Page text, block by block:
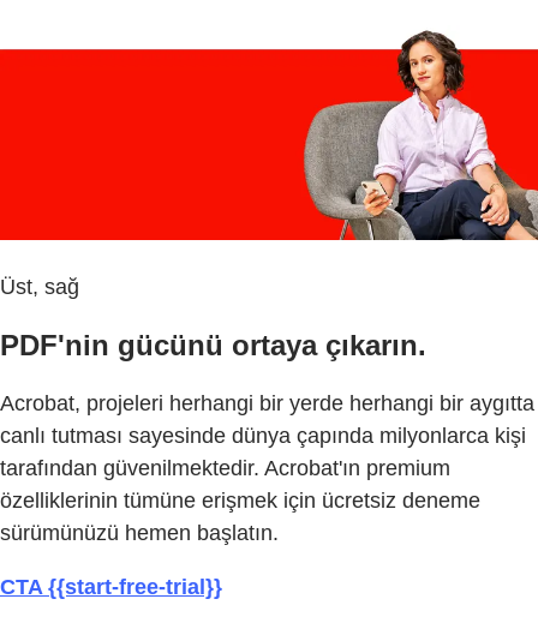
Üst, sağ
PDF'nin gücünü ortaya çıkarın.
Acrobat, projeleri herhangi bir yerde herhangi bir aygıtta
canlı tutması sayesinde dünya çapında milyonlarca kişi
tarafından güvenilmektedir. Acrobat'ın premium
özelliklerinin tümüne erişmek için ücretsiz deneme
sürümünüzü hemen başlatın.
CTA {{start-free-trial}}